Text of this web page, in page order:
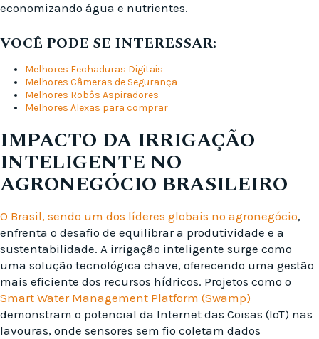
economizando água e nutrientes.
VOCÊ PODE SE INTERESSAR:
Melhores Fechaduras Digitais
Melhores Câmeras de Segurança
Melhores Robôs Aspiradores
Melhores Alexas para comprar
IMPACTO DA IRRIGAÇÃO
INTELIGENTE NO
AGRONEGÓCIO BRASILEIRO
O Brasil, sendo um dos líderes globais no agronegócio,
enfrenta o desafio de equilibrar a produtividade e a
sustentabilidade. A irrigação inteligente surge como
uma solução tecnológica chave, oferecendo uma gestão
mais eficiente dos recursos hídricos. Projetos como o
Smart Water Management Platform (Swamp)
demonstram o potencial da Internet das Coisas (IoT) nas
lavouras, onde sensores sem fio coletam dados